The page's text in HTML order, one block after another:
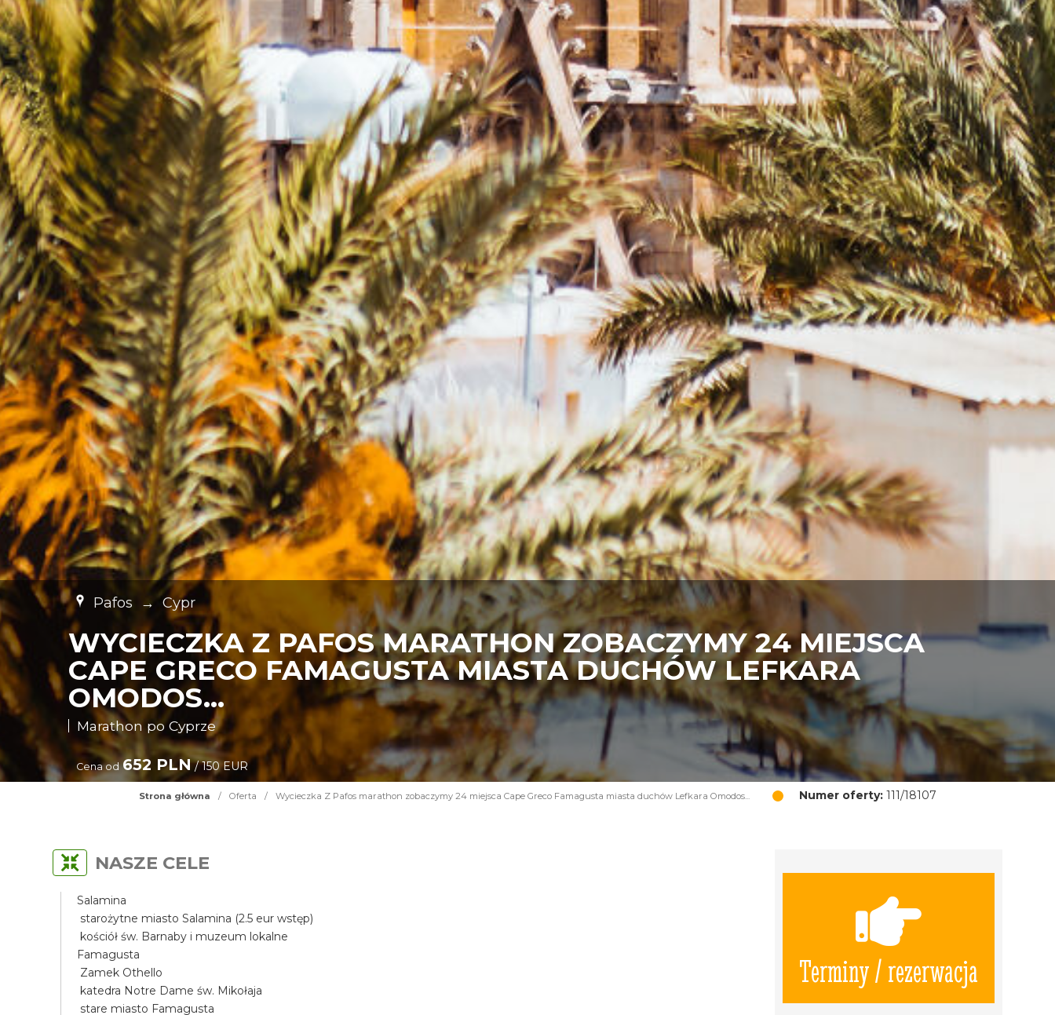
Pafos → Cypr
WYCIECZKA Z PAFOS MARATHON ZOBACZYMY 24 MIEJSCA
CAPE GRECO FAMAGUSTA MIASTA DUCHÓW LEFKARA
OMODOS...
Marathon po Cyprze
Cena od 652 PLN/ 150 EUR
Strona główna / Oferta / Wycieczka Z Pafos marathon zobaczymy 24 miejsca Cape Greco Famagusta miasta duchów Lefkara Omodos... Numer oferty:111/18107
Terminy / rezerwacja
NASZE CELE
Salamina
starożytne miasto Salamina (2.5 eur wstęp)
kościół św. Barnaby i muzeum lokalne
Famagusta
Zamek Othello
katedra Notre Dame św. Mikołaja
stare miasto Famagusta